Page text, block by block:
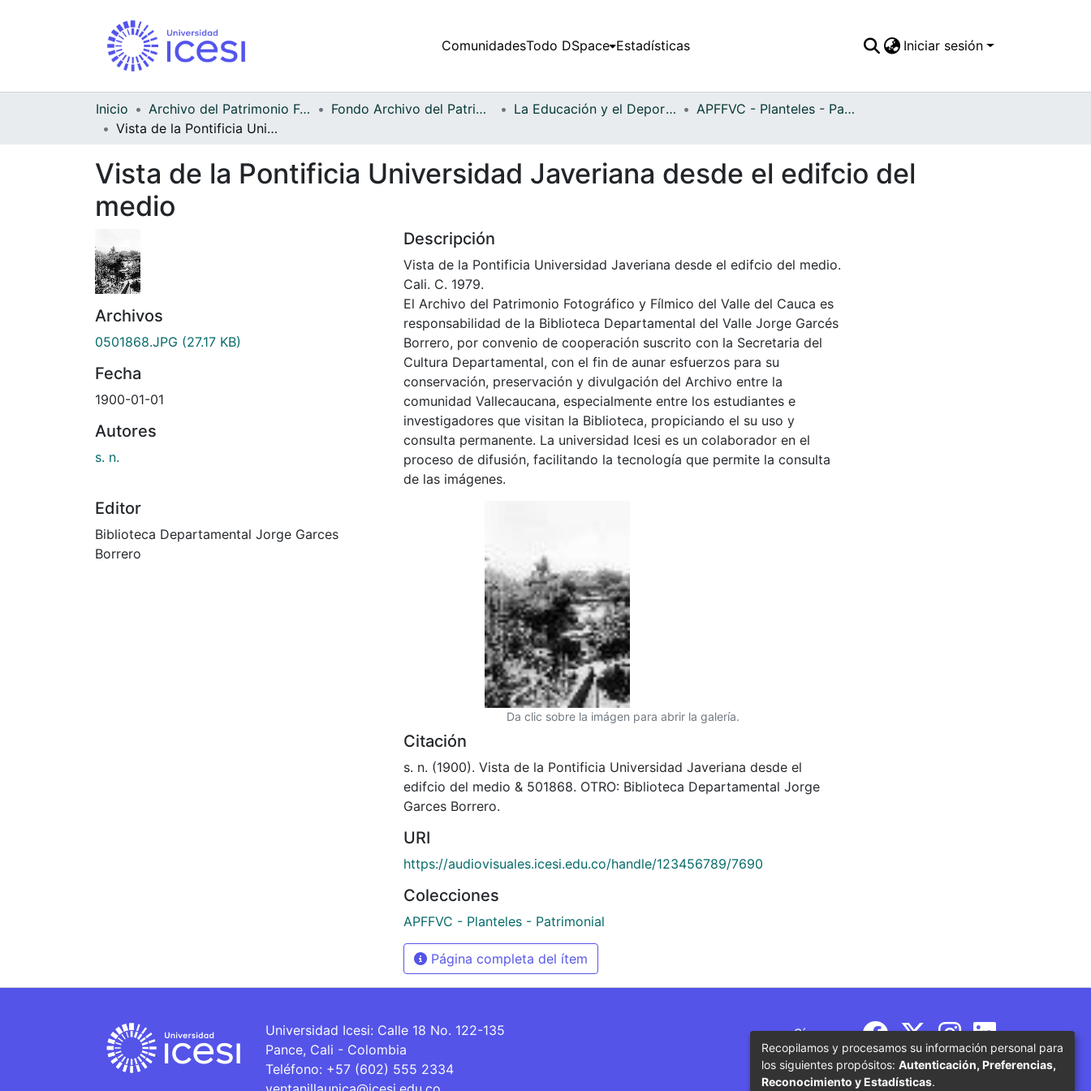
ComunidadesTodo DSpace Estadísticas Iniciar sesión
Inicio Archivo del Patrimonio Fotográfico y Fílmico del Valle del Cauca Fondo Archivo del Patrimonio Fotográfico y Fílmico del Valle del Cauca La Educación y el Deporte
APFFVC - Planteles - Patrimonial
Vista de la Pontificia Universidad Javeriana desde el edifcio del medio
Vista de la Pontificia Universidad Javeriana desde el edifcio del
medio
Archivos
0501868.JPG (27.17 KB)
Fecha
1900-01-01
Autores
s. n.
Editor
Biblioteca Departamental Jorge Garces
Borrero
Descripción
Vista de la Pontificia Universidad Javeriana desde el edifcio del medio.
Cali. C. 1979.
El Archivo del Patrimonio Fotográfico y Fílmico del Valle del Cauca es
responsabilidad de la Biblioteca Departamental del Valle Jorge Garcés
Borrero, por convenio de cooperación suscrito con la Secretaria del
Cultura Departamental, con el fin de aunar esfuerzos para su
conservación, preservación y divulgación del Archivo entre la
comunidad Vallecaucana, especialmente entre los estudiantes e
investigadores que visitan la Biblioteca, propiciando el su uso y
consulta permanente. La universidad Icesi es un colaborador en el
proceso de difusión, facilitando la tecnología que permite la consulta
de las imágenes.
Da clic sobre la imágen para abrir la galería.
Citación
s. n. (1900). Vista de la Pontificia Universidad Javeriana desde el
edifcio del medio & 501868. OTRO: Biblioteca Departamental Jorge
Garces Borrero.
URI
https://audiovisuales.icesi.edu.co/handle/123456789/7690
Colecciones
APFFVC - Planteles - Patrimonial
Página completa del ítem
Universidad Icesi: Calle 18 No. 122-135
Pance, Cali - Colombia
Teléfono: +57 (602) 555 2334
Síguenos
Recopilamos y procesamos su información personal para
los siguientes propósitos: Autenticación, Preferencias,
Reconocimiento y Estadísticas.